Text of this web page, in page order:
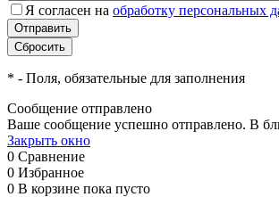
Я согласен на обработку персональных
* - Поля, обязательные для заполнения
Сообщение отправлено
Ваше сообщение успешно отправлено. В
Закрыть окно
0 Сравнение
0 Избранное
0 В корзине пока пусто